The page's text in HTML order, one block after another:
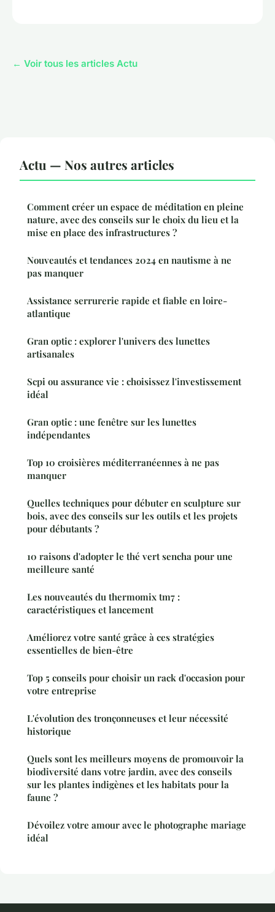
← Voir tous les articles Actu
Actu — Nos autres articles
Comment créer un espace de méditation en pleine
nature, avec des conseils sur le choix du lieu et la
mise en place des infrastructures ?
Nouveautés et tendances 2024 en nautisme à ne
pas manquer
Assistance serrurerie rapide et fiable en loire-
atlantique
Gran optic : explorer l'univers des lunettes
artisanales
Scpi ou assurance vie : choisissez l'investissement
idéal
Gran optic : une fenêtre sur les lunettes
indépendantes
Top 10 croisières méditerranéennes à ne pas
manquer
Quelles techniques pour débuter en sculpture sur
bois, avec des conseils sur les outils et les projets
pour débutants ?
10 raisons d'adopter le thé vert sencha pour une
meilleure santé
Les nouveautés du thermomix tm7 :
caractéristiques et lancement
Améliorez votre santé grâce à ces stratégies
essentielles de bien-être
Top 5 conseils pour choisir un rack d'occasion pour
votre entreprise
L'évolution des tronçonneuses et leur nécessité
historique
Quels sont les meilleurs moyens de promouvoir la
biodiversité dans votre jardin, avec des conseils
sur les plantes indigènes et les habitats pour la
faune ?
Dévoilez votre amour avec le photographe mariage
idéal